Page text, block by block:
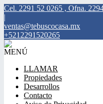
Cel. 2291 52 0265 , Ofna.
|
ventas@tebuscocasa.mx
+5212291520265
MENÚ
LLAMAR
Propiedades
Desarrollos
Contacto